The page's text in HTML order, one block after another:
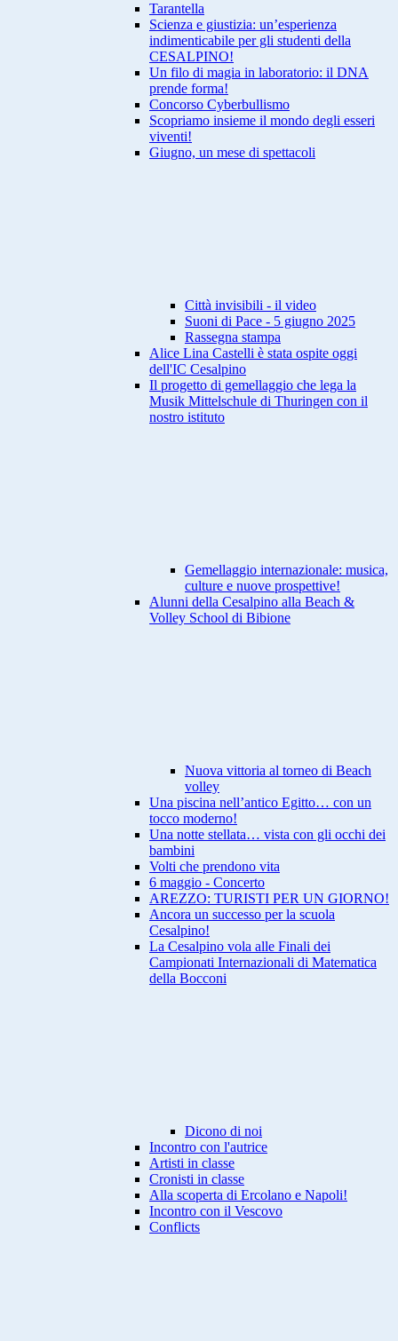
Tarantella
Scienza e giustizia: un’esperienza
indimenticabile per gli studenti della
CESALPINO!
Un filo di magia in laboratorio: il DNA
prende forma!
Concorso Cyberbullismo
Scopriamo insieme il mondo degli esseri
viventi!
Giugno, un mese di spettacoli
Città invisibili - il video
Suoni di Pace - 5 giugno 2025
Rassegna stampa
Alice Lina Castelli è stata ospite oggi
dell'IC Cesalpino
Il progetto di gemellaggio che lega la
Musik Mittelschule di Thuringen con il
nostro istituto
Gemellaggio internazionale: musica,
culture e nuove prospettive!
Alunni della Cesalpino alla Beach &
Volley School di Bibione
Nuova vittoria al torneo di Beach
volley
Una piscina nell’antico Egitto… con un
tocco moderno!
Una notte stellata… vista con gli occhi dei
bambini
Volti che prendono vita
6 maggio - Concerto
AREZZO: TURISTI PER UN GIORNO!
Ancora un successo per la scuola
Cesalpino!
La Cesalpino vola alle Finali dei
Campionati Internazionali di Matematica
della Bocconi
Dicono di noi
Incontro con l'autrice
Artisti in classe
Cronisti in classe
Alla scoperta di Ercolano e Napoli!
Incontro con il Vescovo
Conflicts